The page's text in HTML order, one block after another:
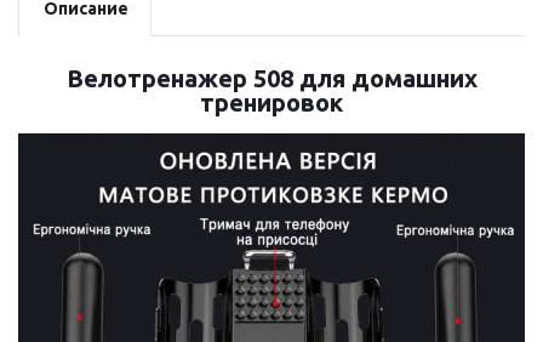
Описание
Велотренажер 508 для домашних
тренировок